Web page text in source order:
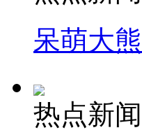
呆萌大
热点新闻